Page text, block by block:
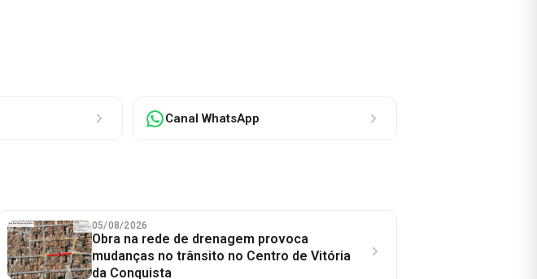
Canal WhatsApp
05/08/2026
Obra na rede de drenagem provoca
mudanças no trânsito no Centro de Vitória
da Conquista